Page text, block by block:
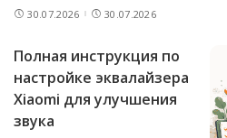
30.07.2026 30.07.2026
Полная инструкция по
настройке эквалайзера
Xiaomi для улучшения
звука